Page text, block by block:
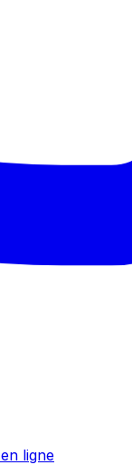
ligne